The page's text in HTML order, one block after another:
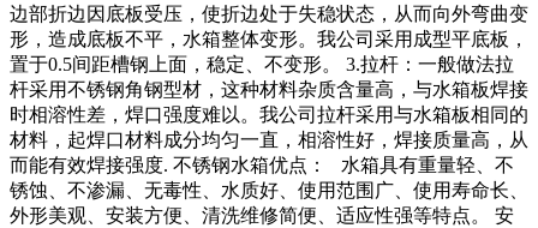
边部折边因底板受压，使折边处于失稳状态，从而向外弯曲变
形，造成底板不平，水箱整体变形。我公司采用成型平底板，
置于0.5间距槽钢上面，稳定、不变形。 3.拉杆：一般做法拉
杆采用不锈钢角钢型材，这种材料杂质含量高，与水箱板焊接
时相溶性差，焊口强度难以。我公司拉杆采用与水箱板相同的
材料，起焊口材料成分均匀一直，相溶性好，焊接质量高，从
而能有效焊接强度. 不锈钢水箱优点： 水箱具有重量轻、不
锈蚀、不渗漏、无毒性、水质好、使用范围广、使用寿命长、
外形美观、安装方便、清洗维修简便、适应性强等特点。 安